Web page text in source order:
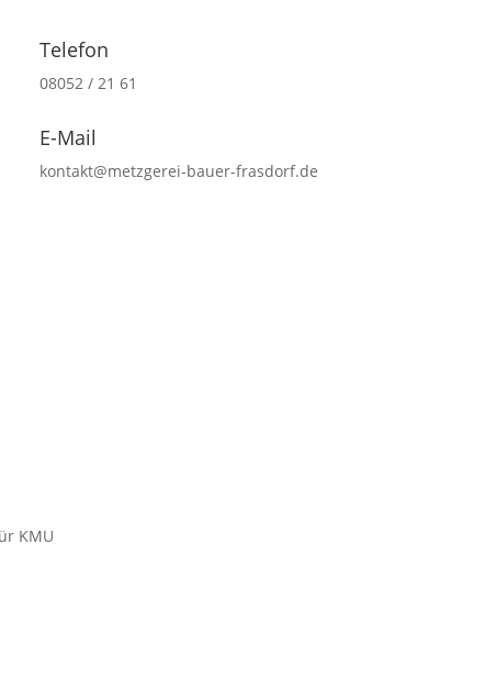
Telefon
08052 / 21 61
E-Mail
kontakt@metzgerei-bauer-frasdorf.de
KMU